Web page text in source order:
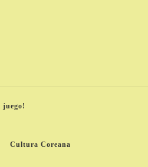
juego!
Cultura Coreana